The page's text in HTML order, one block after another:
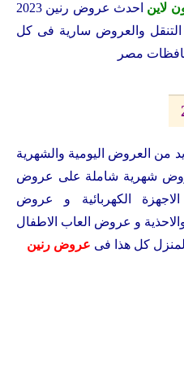
لاين
احدث عروض رنين 2023
والعروض سارية فى كل
مصر
من العروض اليومية والشهرية
شهرية شاملة على عروض
الكهربائية و عروض
و عروض العاب الاطفال
كل هذا فى عروض رنين